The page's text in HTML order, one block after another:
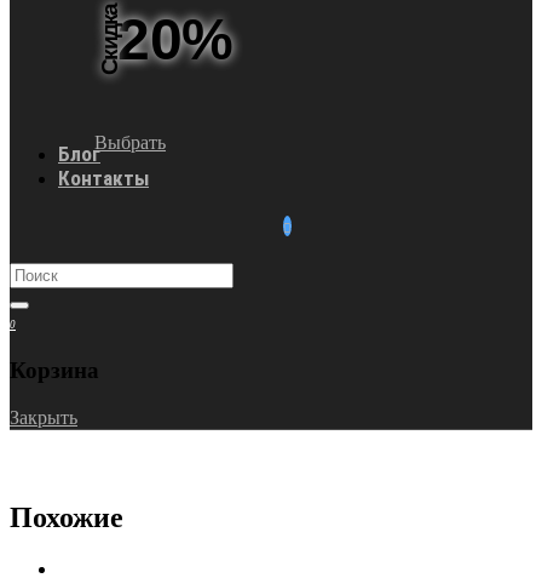
Скидка20%
Выбрать
Блог
Контакты
0
Корзина
Закрыть
Похожие